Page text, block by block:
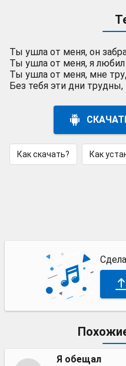
Ты ушла от меня, он
Ты ушла от меня, я любил
Ты ушла от меня, мне
Без тебя эти дни трудны,
Как скачать? Как
Я обещал